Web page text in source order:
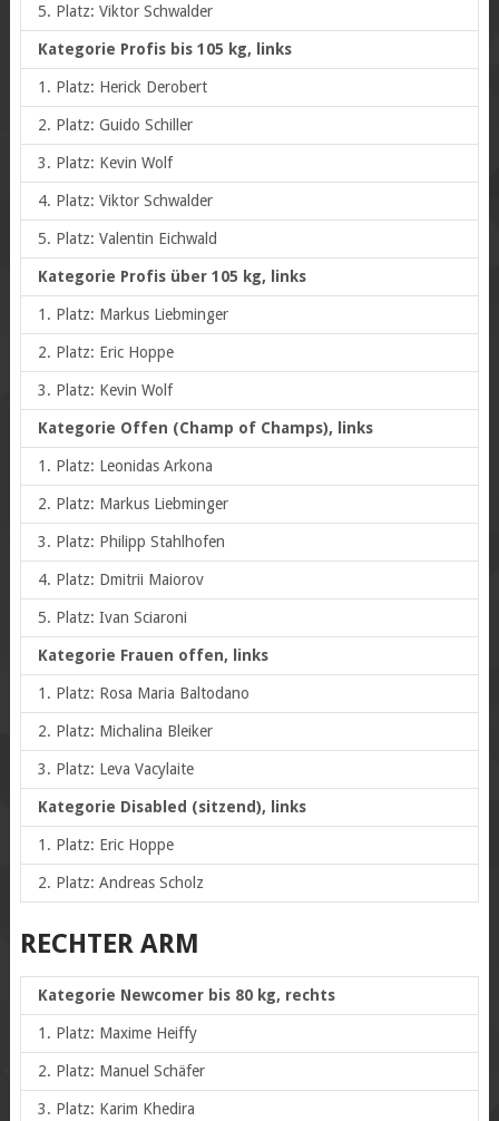
5. Platz: Viktor Schwalder
Kategorie Profis bis 105 kg, links
1. Platz: Herick Derobert
2. Platz: Guido Schiller
3. Platz: Kevin Wolf
4. Platz: Viktor Schwalder
5. Platz: Valentin Eichwald
Kategorie Profis über 105 kg, links
1. Platz: Markus Liebminger
2. Platz: Eric Hoppe
3. Platz: Kevin Wolf
Kategorie Offen (Champ of Champs), links
1. Platz: Leonidas Arkona
2. Platz: Markus Liebminger
3. Platz: Philipp Stahlhofen
4. Platz: Dmitrii Maiorov
5. Platz: Ivan Sciaroni
Kategorie Frauen offen, links
1. Platz: Rosa Maria Baltodano
2. Platz: Michalina Bleiker
3. Platz: Leva Vacylaite
Kategorie Disabled (sitzend), links
1. Platz: Eric Hoppe
2. Platz: Andreas Scholz
RECHTER ARM
Kategorie Newcomer bis 80 kg, rechts
1. Platz: Maxime Heiffy
2. Platz: Manuel Schäfer
3. Platz: Karim Khedira